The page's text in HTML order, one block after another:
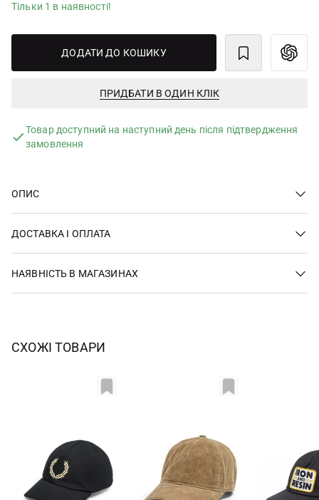
Тільки 1 в наявності!
ДОДАТИ ДО КОШИКУ
ПРИДБАТИ В ОДИН КЛІК
Товар доступний на наступний день після підтвердження
замовлення
ОПИС
ДОСТАВКА І ОПЛАТА
НАЯВНІСТЬ В МАГАЗИНАХ
СХОЖІ ТОВАРИ